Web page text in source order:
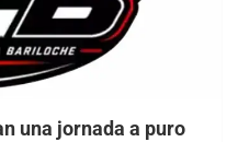
una jornada a puro